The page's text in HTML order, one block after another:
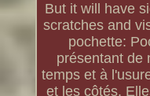
But it will have
scratches and
pochette:
présentant de
temps et à
et les côtés.